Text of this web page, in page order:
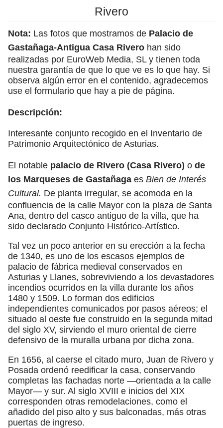
Rivero
Nota: Las fotos que mostramos de Palacio de
Gastañaga-Antigua Casa Rivero han sido
realizadas por EuroWeb Media, SL y tienen toda
nuestra garantía de que lo que ve es lo que hay. Si
observa algún error en el contenido, agradecemos
use el formulario que hay a pie de página.
Descripción:
Interesante conjunto recogido en el Inventario de
Patrimonio Arquitectónico de Asturias.
El notable palacio de Rivero (Casa Rivero) o de
los Marqueses de Gastañaga es Bien de Interés
Cultural. De planta irregular, se acomoda en la
confluencia de la calle Mayor con la plaza de Santa
Ana, dentro del casco antiguo de la villa, que ha
sido declarado Conjunto Histórico-Artístico.
Tal vez un poco anterior en su erección a la fecha
de 1340, es uno de los escasos ejemplos de
palacio de fábrica medieval conservados en
Asturias y Llanes, sobreviviendo a los devastadores
incendios ocurridos en la villa durante los años
1480 y 1509. Lo forman dos edificios
independientes comunicados por pasos aéreos; el
situado al oeste fue construido en la segunda mitad
del siglo XV, sirviendo el muro oriental de cierre
defensivo de la muralla urbana por dicha zona.
En 1656, al caerse el citado muro, Juan de Rivero y
Posada ordenó reedificar la casa, conservando
completas las fachadas norte —orientada a la calle
Mayor— y sur. Al siglo XVIII e inicios del XIX
corresponden otras remodelaciones, como el
añadido del piso alto y sus balconadas, más otras
puertas de ingreso.